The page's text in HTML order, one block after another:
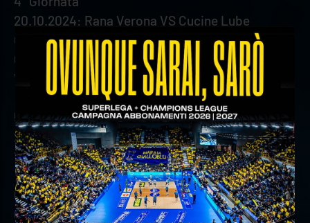
20.10.2024: Rana Verona VS Cucine Lube
Civitanova
05.01.2024: Cucine Lube Civitanova VS Rana
Verona
5° Giornata
27.10.2024: Allianz Milano VS Rana Verona
12.01.2025: Rana Verona VS Allianz Milano
6° Giornata
03.11.2024: Rana Verona VS Valsa Group Modena